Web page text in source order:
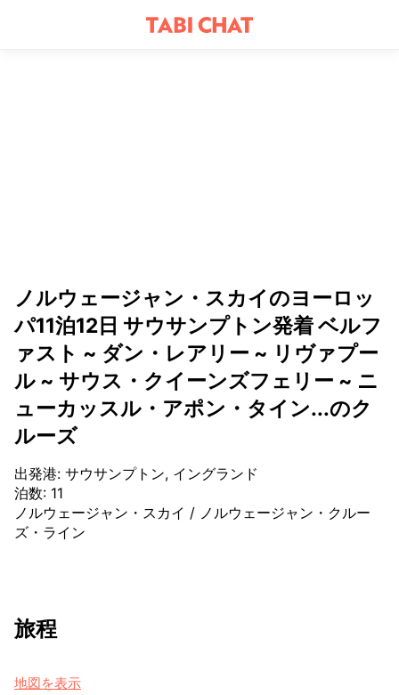
ノルウェージャン・スカイのヨーロッ
パ11泊12日 サウサンプトン発着 ベルフ
ァスト ~ ダン・レアリー ~ リヴァプー
ル ~ サウス・クイーンズフェリー ~ ニ
ューカッスル・アポン・タイン...のク
ルーズ
出発港: サウサンプトン, イングランド
泊数: 11
ノルウェージャン・スカイ / ノルウェージャン・クルー
ズ・ライン
旅程
地図を表示